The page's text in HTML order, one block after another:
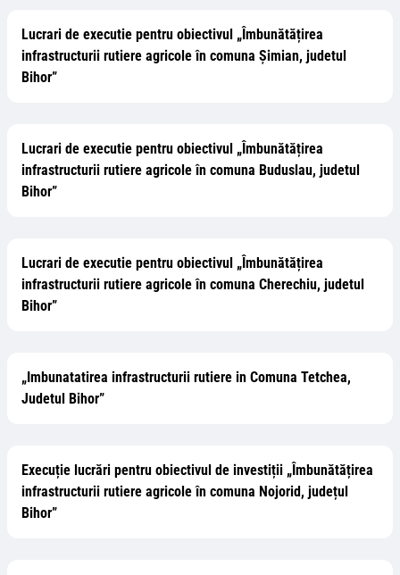
Lucrari de executie pentru obiectivul „Îmbunătățirea
infrastructurii rutiere agricole în comuna Şimian, judetul
Bihor”
Lucrari de executie pentru obiectivul „Îmbunătățirea
infrastructurii rutiere agricole în comuna Buduslau, judetul
Bihor”
Lucrari de executie pentru obiectivul „Îmbunătățirea
infrastructurii rutiere agricole în comuna Cherechiu, judetul
Bihor”
„Imbunatatirea infrastructurii rutiere in Comuna Tetchea,
Judetul Bihor”
Execuție lucrări pentru obiectivul de investiții „Îmbunătățirea
infrastructurii rutiere agricole în comuna Nojorid, județul
Bihor”